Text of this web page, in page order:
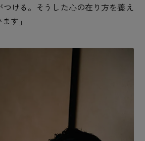
ける。そうした心の在り方を養え
す」